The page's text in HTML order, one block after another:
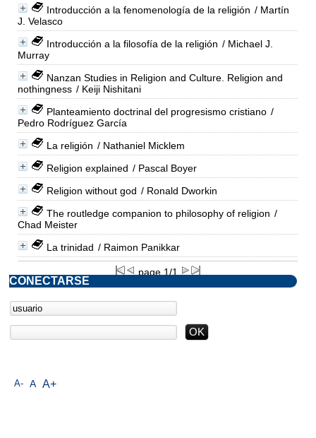
Introducción a la fenomenología de la religión / Martín
J. Velasco
Introducción a la filosofía de la religión / Michael J.
Murray
Nanzan Studies in Religion and Culture. Religion and
nothingness / Keiji Nishitani
Planteamiento doctrinal del progresismo cristiano /
Pedro Rodríguez García
La religión / Nathaniel Micklem
Religion explained / Pascal Boyer
Religion without god / Ronald Dworkin
The routledge companion to philosophy of religion /
Chad Meister
La trinidad / Raimon Panikkar
page 1/1
A- A A+
CONECTARSE